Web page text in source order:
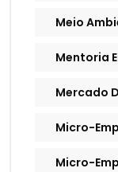
Meio
Mentoria
Mercado
Micro-
Micro-